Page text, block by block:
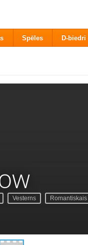
Spēles D-biedri
Vesterns